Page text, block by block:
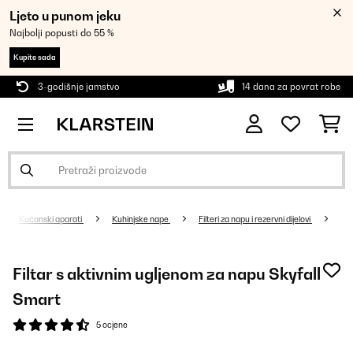
Ljeto u punom jeku
Najbolji popusti do 55 %
Kupite sada
3-godišnje jamstvo 14 dana za povrat robe
Kućanski aparati Kuhinjske nape Filteri za napu i rezervni dijelovi
Filtar s aktivnim ugljenom za napu Skyfall
Smart
5 ocjene